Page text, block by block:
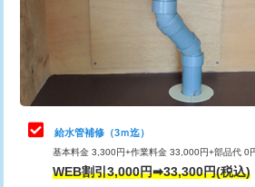
排水管工事（排水管工事/3ｍまで）
排水管工事（追加 排水管工事/3ｍ超
マス交換（土の掘削・埋め戻し作業）
マス交換（深さ50㎝未満）
止水・漏水調査・防水処理・清掃・修
理・調整・分解・加工など（軽作業）
止水・漏水調査・防水処理・清掃・修
理・調整・分解・加工など（中作業）
止水・漏水調査・防水処理・清掃・修
理・調整・分解・加工など（重作業）
給水管補修（3ｍ迄）
基本料金 3,300円+作業料金 33,000円+部品代 0
WEB割引3,000円➡33,300円(税込)